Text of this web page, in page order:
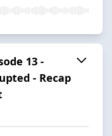
13 -
- Recap